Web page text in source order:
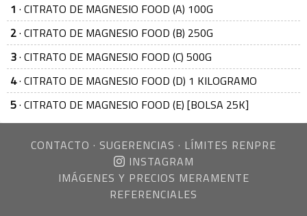
1 · CITRATO DE MAGNESIO FOOD (A) 100G
2· CITRATO DE MAGNESIO FOOD (B) 250G
3· CITRATO DE MAGNESIO FOOD (C) 500G
4· CITRATO DE MAGNESIO FOOD (D) 1 KILOGRAMO
5· CITRATO DE MAGNESIO FOOD (E) [BOLSA 25K]
CONTACTO · SUGERENCIAS · LÍMITES RENPRE
INSTAGRAM
IMÁGENES Y PRECIOS MERAMENTE
REFERENCIALES